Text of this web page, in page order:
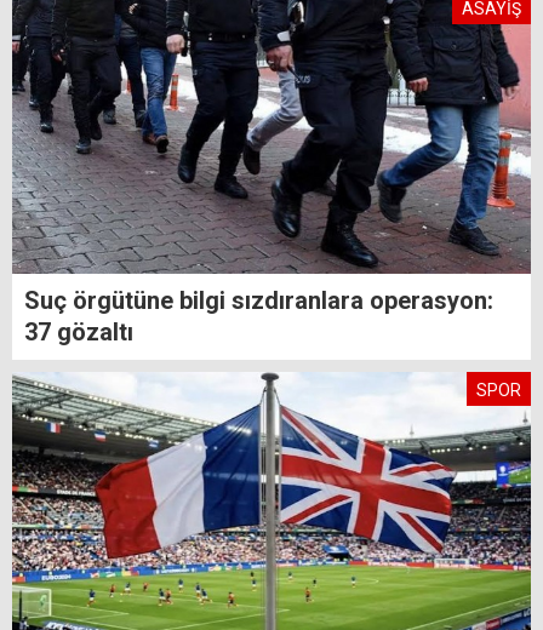
ASAYİŞ
Suç örgütüne bilgi sızdıranlara operasyon:
37 gözaltı
SPOR